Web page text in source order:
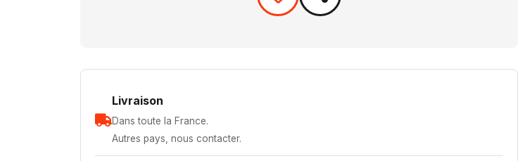
Livraison
Dans toute la France.
Autres pays, nous contacter.